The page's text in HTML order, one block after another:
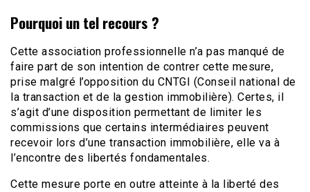
Pourquoi un tel recours ?
Cette association professionnelle n’a pas manqué de
faire part de son intention de contrer cette mesure,
prise malgré l’opposition du CNTGI (Conseil national de
la transaction et de la gestion immobilière). Certes, il
s’agit d’une disposition permettant de limiter les
commissions que certains intermédiaires peuvent
recevoir lors d’une transaction immobilière, elle va à
l’encontre des libertés fondamentales.
Cette mesure porte en outre atteinte à la liberté des